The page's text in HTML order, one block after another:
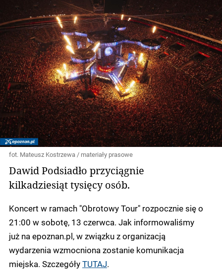
fot. Mateusz Kostrzewa / materiały prasowe
Dawid Podsiadło przyciągnie
kilkadziesiąt tysięcy osób.
Koncert w ramach "Obrotowy Tour" rozpocznie się o
21:00 w sobotę, 13 czerwca. Jak informowaliśmy
już na epoznan.pl, w związku z organizacją
wydarzenia wzmocniona zostanie komunikacja
miejska. SzczegółyTUTAJ.